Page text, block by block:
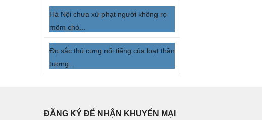
Hà Nội chưa xử phạt người không rọ
mõm chó...
Đọ sắc thú cưng nổi tiếng của loạt thần
tượng...
ĐĂNG KÝ ĐỂ NHẬN KHUYẾN MẠI